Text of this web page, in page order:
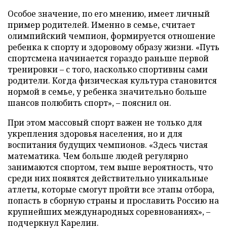
Особое значение, по его мнению, имеет личный
пример родителей. Именно в семье, считает
олимпийский чемпион, формируется отношение
ребенка к спорту и здоровому образу жизни. «Путь
спортсмена начинается гораздо раньше первой
тренировки – с того, насколько спортивны сами
родители. Когда физическая культура становится
нормой в семье, у ребенка значительно больше
шансов полюбить спорт», – пояснил он.
При этом массовый спорт важен не только для
укрепления здоровья населения, но и для
воспитания будущих чемпионов. «Здесь чистая
математика. Чем больше людей регулярно
занимаются спортом, тем выше вероятность, что
среди них появятся действительно уникальные
атлеты, которые смогут пройти все этапы отбора,
попасть в сборную страны и прославить Россию на
крупнейших международных соревнованиях», –
подчеркнул Карелин.